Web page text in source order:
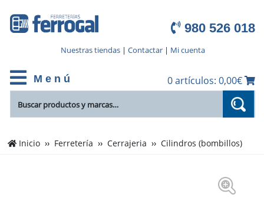
980 526 018
Nuestras tiendas| Contactar| Mi cuenta
M e n ú 0 artículos: 0,00€
Inicio Ferretería Cerrajeria Cilindros (bombillos)